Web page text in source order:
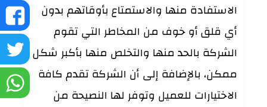
الاستفادة منها والاستمتاع بأوقاتهم بدون
أي قلق أو خوف من المخاطر التي تقوم
الشركة بالحد منها والتخلص منها بأكبر شكل
ممكن، بالإضافة إلى أن الشركة تقدم كافة
الاختيارات للعميل وتوفر لها النصيحة من